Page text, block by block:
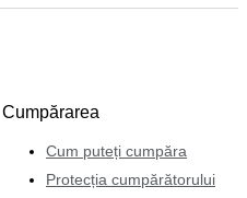
Cumpărarea
Cum puteți cumpăra
Protecția cumpărătorului